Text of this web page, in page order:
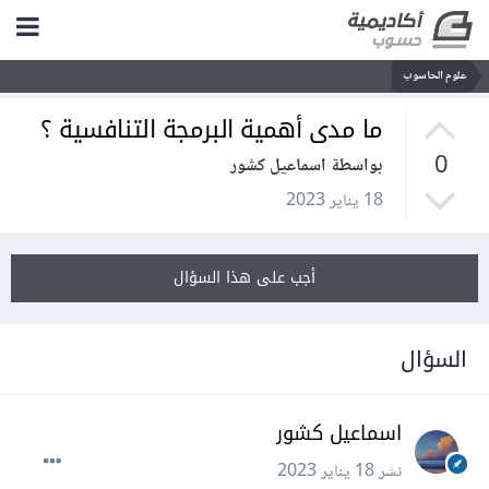
علوم الحاسوب
0
ما مدى أهمية البرمجة التنافسية ؟
بواسطة اسماعيل كشور
18 يناير 2023
أجب على هذا السؤال
السؤال
اسماعيل كشور
نشر18 يناير 2023